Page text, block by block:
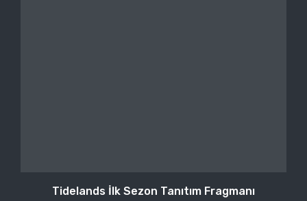
Tidelands İlk Sezon Tanıtım Fragmanı